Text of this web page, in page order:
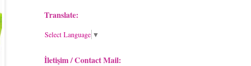
Translate:
Select Language ▼
İletişim / Contact Mail: